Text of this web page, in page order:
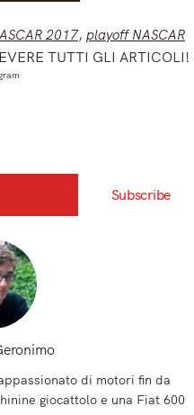
2017, playoff NASCAR
TUTTI GLI ARTICOLI!
Subscribe
di motori fin da
giocattolo e una Fiat 600